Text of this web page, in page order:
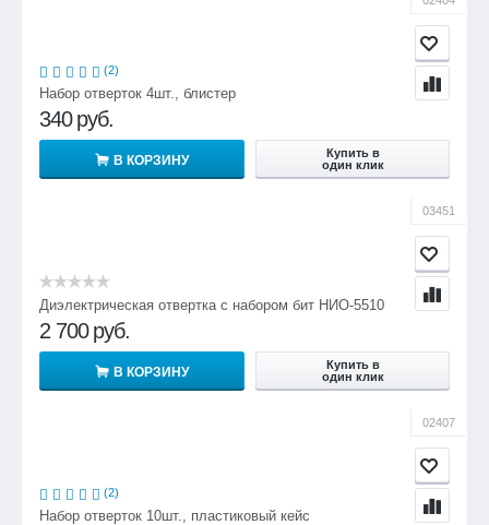
(2)
Набор отверток 4шт., блистер
340 руб.
В КОРЗИНУ
Купить в
один клик
03451
Диэлектрическая отвертка с набором бит НИО-5510
2 700 руб.
В КОРЗИНУ
Купить в
один клик
02407
(2)
Набор отверток 10шт., пластиковый кейс